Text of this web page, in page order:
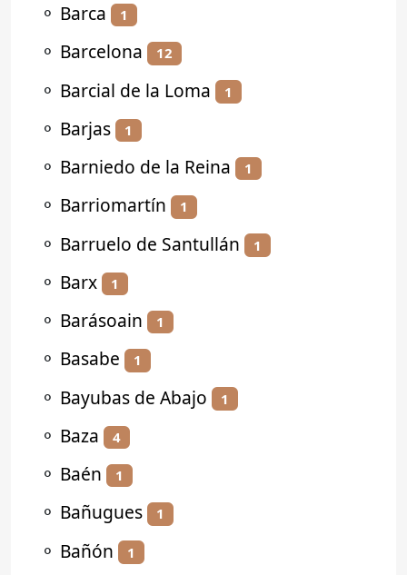
⚬ Barca 1
⚬ Barcelona 12
⚬ Barcial de la Loma 1
⚬ Barjas 1
⚬ Barniedo de la Reina 1
⚬ Barriomartín 1
⚬ Barruelo de Santullán 1
⚬ Barx 1
⚬ Barásoain 1
⚬ Basabe 1
⚬ Bayubas de Abajo 1
⚬ Baza 4
⚬ Baén 1
⚬ Bañugues 1
⚬ Bañón 1